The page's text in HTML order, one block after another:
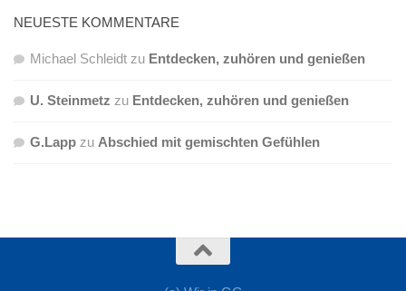
NEUESTE KOMMENTARE
Michael Schleidt zu Entdecken, zuhören und genießen
U. Steinmetz zu Entdecken, zuhören und genießen
G.Lapp zu Abschied mit gemischten Gefühlen